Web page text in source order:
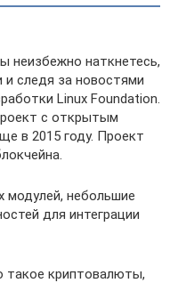
неизбежно наткнетесь,
следя за новостями
Linux Foundation.
с открытым
в 2015 году. Проект
модулей, небольшие
для интеграции
такое криптовалюты,